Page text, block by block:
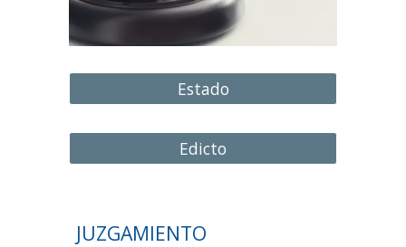
Estado
Edicto
JUZGAMIENTO